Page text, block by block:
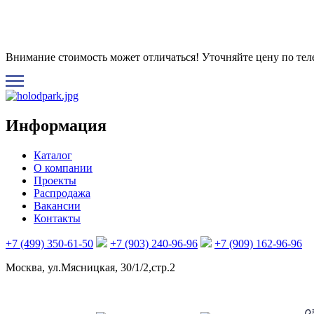
Внимание стоимость может отличаться! Уточняйте цену по
Информация
Каталог
О компании
Проекты
Распродажа
Вакансии
Контакты
+7 (499) 350-61-50 +7 (903) 240-96-96
+7 (909) 162-96-96
Москва, ул.Мясницкая, 30/1/2,стр.2